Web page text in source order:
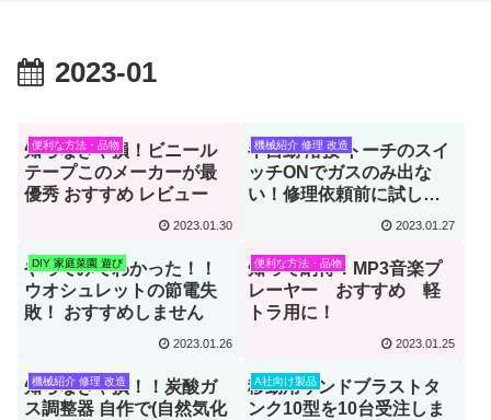
2023-01
便利な方法・品物
知らなきゃ損！ビニール
テープこのメーカーが最
優秀 おすすめ レビュー
2023.01.30
機械紹介 修理 改造
半自動 溶接 トーチのスイ
ッチONでガスのみ出な
い！修理依頼前に試した
2023.01.27
DIY 家庭菜園 遊び
やってみてわかった！！
ウオシュレットの節電失
敗！ おすすめしません
2023.01.26
便利な方法・品物
知って納得！MP3音楽プ
レーヤー おすすめ 軽
トラ用に！
2023.01.25
機械紹介 修理 改造
知らなきゃ損！！炭酸ガ
ス調整器 自作で(自然気化
A社向け製品
移動用サンドブラストタ
ンク10型を10台受注しま